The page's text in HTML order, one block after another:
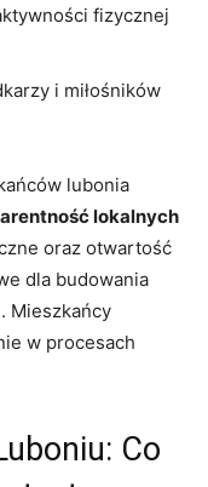
fizycznej
i miłośników
lubonia
lokalnych
oraz otwartość
dla budowania
Mieszkańcy
w procesach
Co